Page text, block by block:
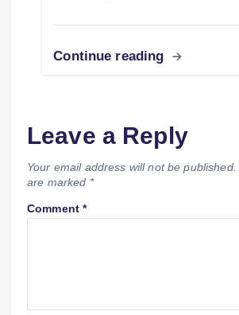
Continue reading
Leave a Reply
Your email address will not be published.
are marked *
Comment*